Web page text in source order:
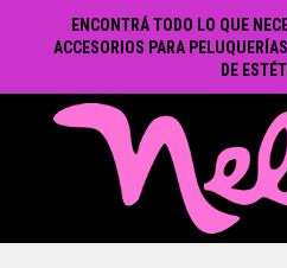
ENCONTRÁ TODO LO QUE
ACCESORIOS PARA
DE